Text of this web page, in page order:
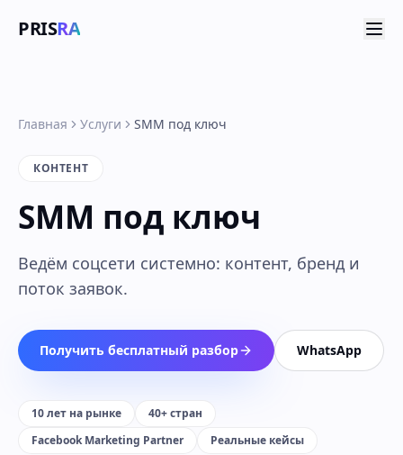
PRISRA
Главная Услуги SMM под ключ
КОНТЕНТ
SMM под ключ
Ведём соцсети системно: контент, бренд и
поток заявок.
Получить бесплатный разбор WhatsApp
10 лет на рынке
40+ стран
Facebook Marketing Partner
Реальные кейсы